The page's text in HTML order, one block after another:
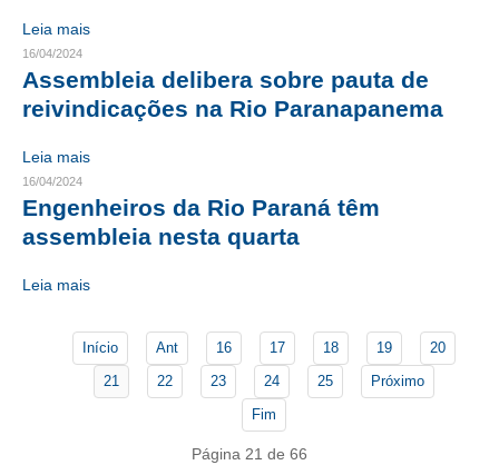
CURSOS
SEESP EDUCAÇÃO
PLATAFORMAS GRATUITAS
CONVÊNIOS
Leia mais
16/04/2024
Assembleia delibera sobre pauta de
reivindicações na Rio Paranapanema
Leia mais
16/04/2024
Engenheiros da Rio Paraná têm
assembleia nesta quarta
Leia mais
Início Ant 16 17 18 19
20
21
22 23 24 25
Próximo
Fim
Página 21 de 66